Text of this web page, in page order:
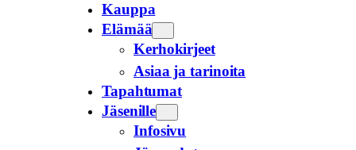
Kauppa
Elämää
Kerhokirjeet
Asiaa ja tarinoita
Tapahtumat
Jäsenille
Infosivu